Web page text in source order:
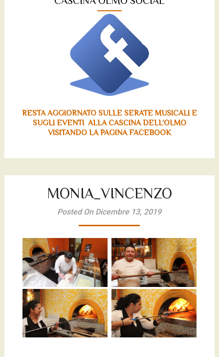
RESTA AGGIORNATO SULLE SERATE MUSICALI E
SUGLI EVENTI ALLA CASCINA DELL’OLMO
VISITANDO LA PAGINA FACEBOOK
MONIA_VINCENZO
Posted On Dicembre 13, 2019